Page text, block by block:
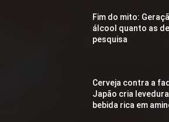
Fim do mito:
álcool quanto as
pesquisa
Cerveja contra a
Japão cria
bebida rica em